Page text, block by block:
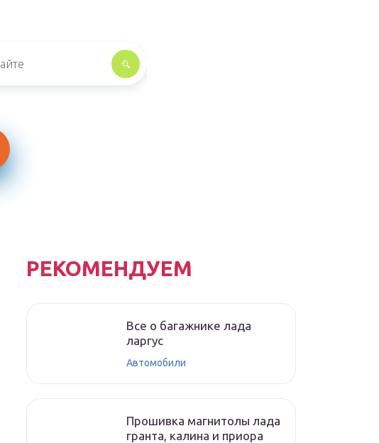
РЕКОМЕНДУЕМ
Все о багажнике лада
ларгус
Автомобили
Прошивка магнитолы лада
гранта, калина и приора